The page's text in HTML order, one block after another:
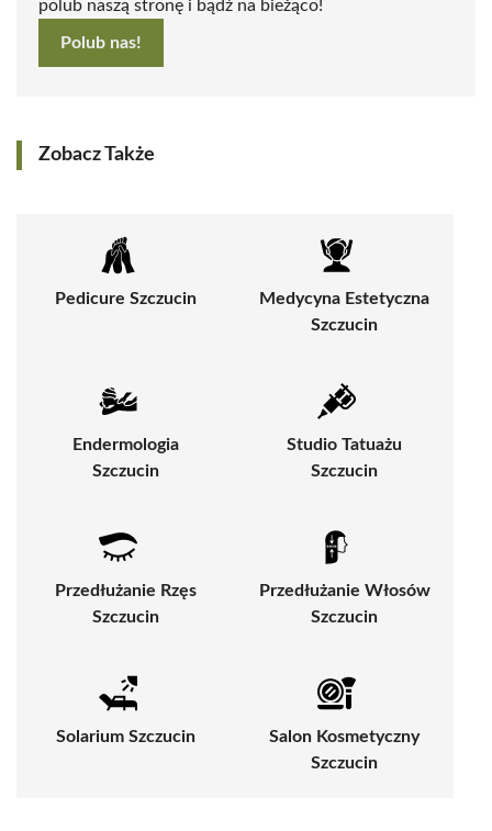
polub naszą stronę i bądź na bieżąco!
Polub nas!
Zobacz Także
Pedicure Szczucin
Medycyna Estetyczna
Szczucin
Endermologia
Szczucin
Studio Tatuażu
Szczucin
Przedłużanie Rzęs
Szczucin
Przedłużanie Włosów
Szczucin
Solarium Szczucin
Salon Kosmetyczny
Szczucin